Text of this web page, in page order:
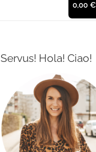
0,00 €
Servus! Hola! Ciao!